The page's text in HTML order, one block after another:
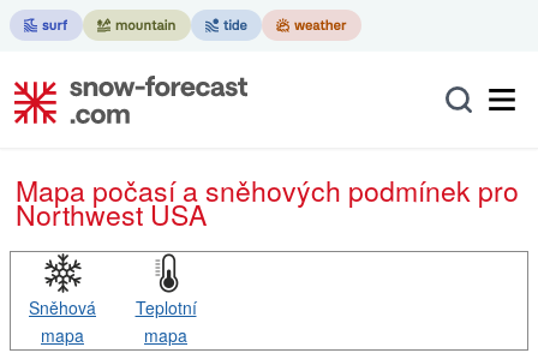
Mapa počasí a sněhových podmínek pro
Northwest USA
Sněhová
mapa
Teplotní
mapa